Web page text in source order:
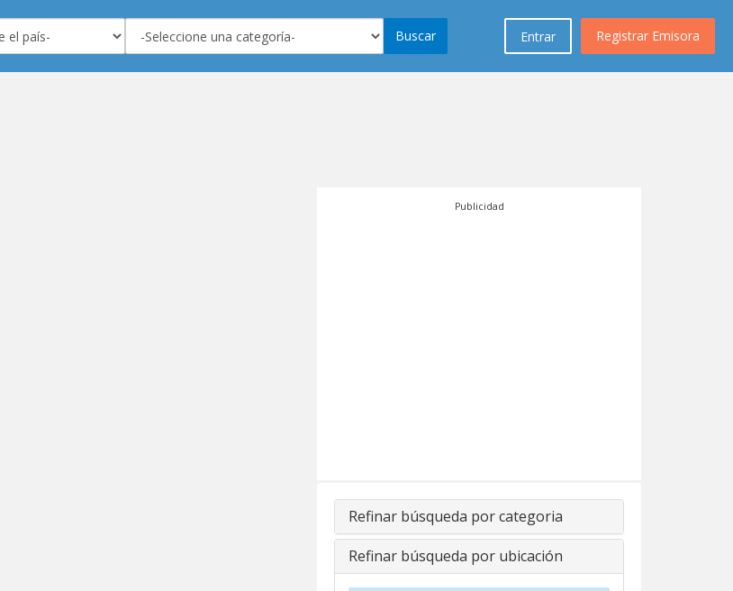
Registrar Emisora
Entrar
Buscar
Publicidad
Refinar búsqueda por categoria
Refinar búsqueda por ubicación